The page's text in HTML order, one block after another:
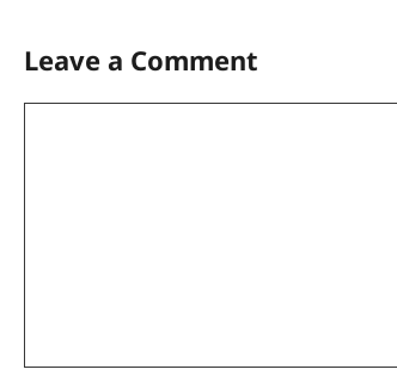
Leave a Comment